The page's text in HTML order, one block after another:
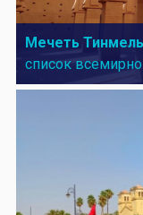
Мечеть Тинмель
список